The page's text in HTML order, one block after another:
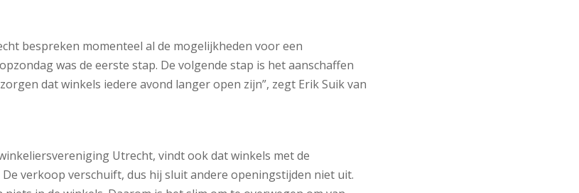
bespreken momenteel al de mogelijkheden voor een
was de eerste stap. De volgende stap is het aanschaffen
dat winkels iedere avond langer open zijn”, zegt Erik Suik van
Utrecht, vindt ook dat winkels met de
verkoop verschuift, dus hij sluit andere openingstijden niet uit.